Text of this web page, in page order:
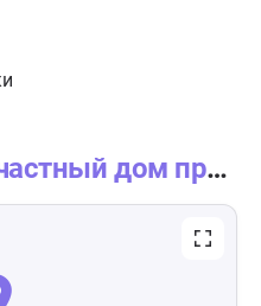
престарелых «Теплые беседы» Сергиев Посад